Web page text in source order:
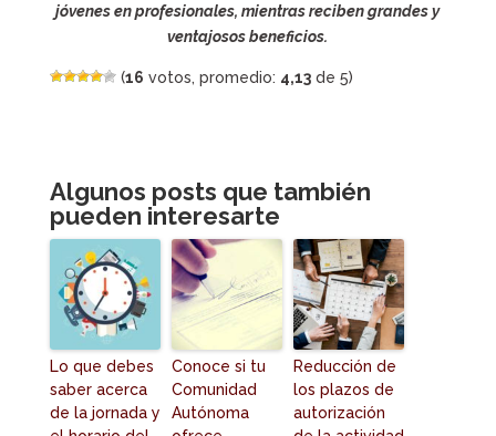
jóvenes en profesionales, mientras reciben grandes y
ventajosos beneficios.
(16 votos, promedio: 4,13de 5)
Algunos posts que también
pueden interesarte
Lo que debes
saber acerca
de la jornada y
Conoce si tu
Comunidad
Autónoma
Reducción de
los plazos de
autorización